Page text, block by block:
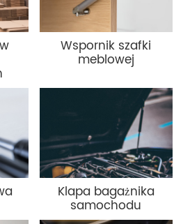
Wspornik szafki
meblowej
Klapa bagażnika
samochodu